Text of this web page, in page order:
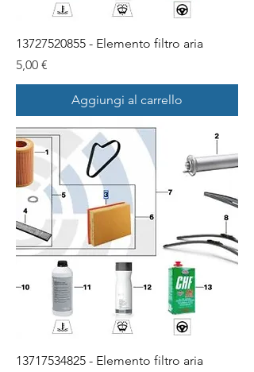
13727520855 - Elemento filtro aria
Prezzo
5,00 €
Aggiungi al carrello
13717534825 - Elemento filtro aria